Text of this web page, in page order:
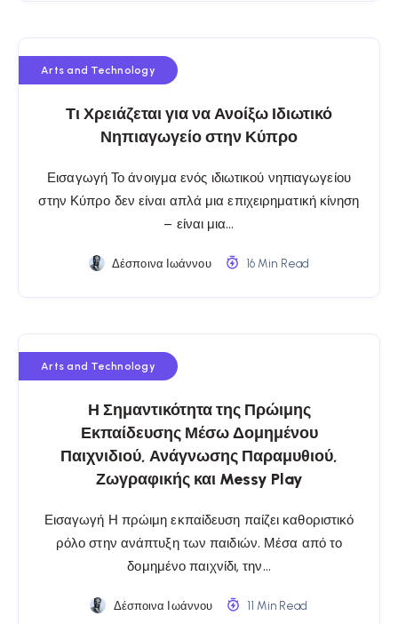
Arts and Technology
Τι Χρειάζεται για να Ανοίξω Ιδιωτικό
Νηπιαγωγείο στην Κύπρο
Εισαγωγή Το άνοιγμα ενός ιδιωτικού νηπιαγωγείου
στην Κύπρο δεν είναι απλά μια επιχειρηματική κίνηση
– είναι μια…
Δέσποινα Ιωάννου 16 Min Read
Arts and Technology
Η Σημαντικότητα της Πρώιμης
Εκπαίδευσης Μέσω Δομημένου
Παιχνιδιού, Ανάγνωσης Παραμυθιού,
Ζωγραφικής και Messy Play
Εισαγωγή Η πρώιμη εκπαίδευση παίζει καθοριστικό
ρόλο στην ανάπτυξη των παιδιών. Μέσα από το
δομημένο παιχνίδι, την…
Δέσποινα Ιωάννου 11 Min Read